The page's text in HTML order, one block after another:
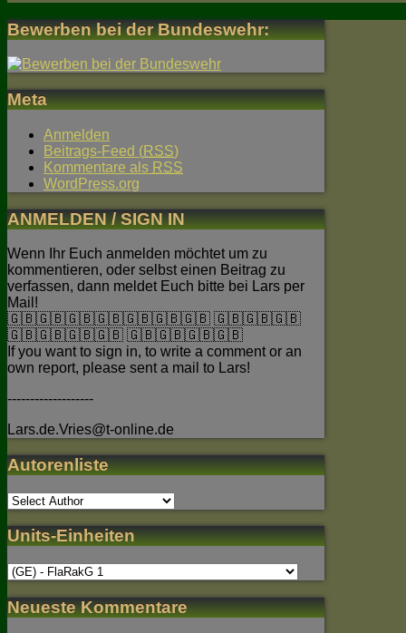
Bewerben bei der Bundeswehr:
Meta
Anmelden
Beitrags-Feed (RSS)
Kommentare als RSS
WordPress.org
ANMELDEN / SIGN IN
Wenn Ihr Euch anmelden möchtet um zu
kommentieren, oder selbst einen Beitrag zu
verfassen, dann meldet Euch bitte bei Lars per
Mail!
🇬🇧🇬🇧🇬🇧🇬🇧🇬🇧🇬🇧🇬🇧 🇬🇧🇬🇧🇬🇧
🇬🇧🇬🇧🇬🇧🇬🇧 🇬🇧🇬🇧🇬🇧🇬🇧
If you want to sign in, to write a comment or an
own report, please sent a mail to Lars!
-------------------
Lars.de.Vries@t-online.de
Autorenliste
Units-Einheiten
Neueste Kommentare